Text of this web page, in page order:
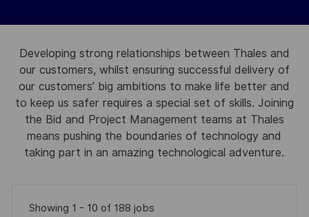
Developing strong relationships between Thales and
our customers, whilst ensuring successful delivery of
our customers’ big ambitions to make life better and
to keep us safer requires a special set of skills. Joining
the Bid and Project Management teams at Thales
means pushing the boundaries of technology and
taking part in an amazing technological adventure.
Showing 1 - 10 of 188 jobs